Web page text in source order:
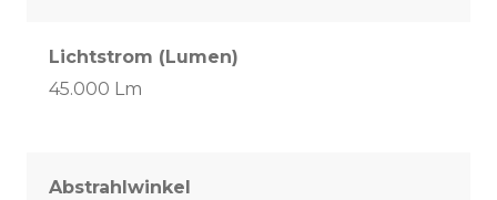
Lichtstrom (Lumen)
45.000 Lm
Abstrahlwinkel